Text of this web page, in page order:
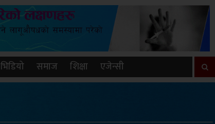
भिडियो समाज शिक्षा एजेन्सी